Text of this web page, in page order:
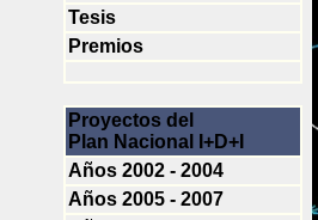
Tesis
Premios
Proyectos del
Plan Nacional I+D+I
Años 2002 - 2004
Años 2005 - 2007